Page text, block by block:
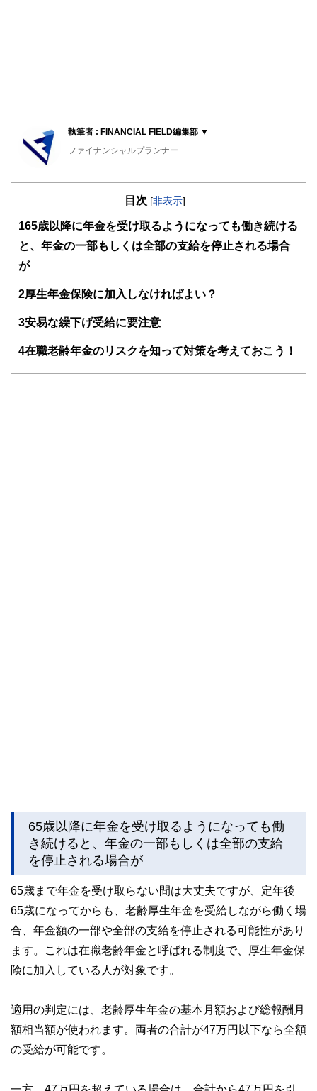
執筆者 : FINANCIAL FIELD編集部 ▼
ファイナンシャルプランナー
FinancialField編集部は、金融、経済に関する記事を、日々
知識がない方でも理解できるようわかりやすく発信していま
得者を中心に「お金や暮らし」に関する書籍・雑誌の編集経
FinancialFieldの特徴は、ファイナンシャルプランナー、弁
ドバイザー、DCプランナー、公認会計士、社会保険労務
ど150名以上の有資格者を執筆者・監修者として迎え、むず
をわかりやすく発信している点です。
目次 [非表示]
165歳以降に年金を受け取るようになっても働き続ける
と、年金の一部もしくは全部の支給を停止される場合
が
2厚生年金保険に加入しなければよい？
3安易な繰下げ受給に要注意
4在職老齢年金のリスクを知って対策を考えておこう！
65歳以降に年金を受け取るようになっても働
き続けると、年金の一部もしくは全部の支給
を停止される場合が
65歳まで年金を受け取らない間は大丈夫ですが、定年後
65歳になってからも、老齢厚生年金を受給しながら働く場
合、年金額の一部や全部の支給を停止される可能性があり
ます。これは在職老齢年金と呼ばれる制度で、厚生年金保
険に加入している人が対象です。
適用の判定には、老齢厚生年金の基本月額および総報酬月
額相当額が使われます。両者の合計が47万円以下なら全額
の受給が可能です。